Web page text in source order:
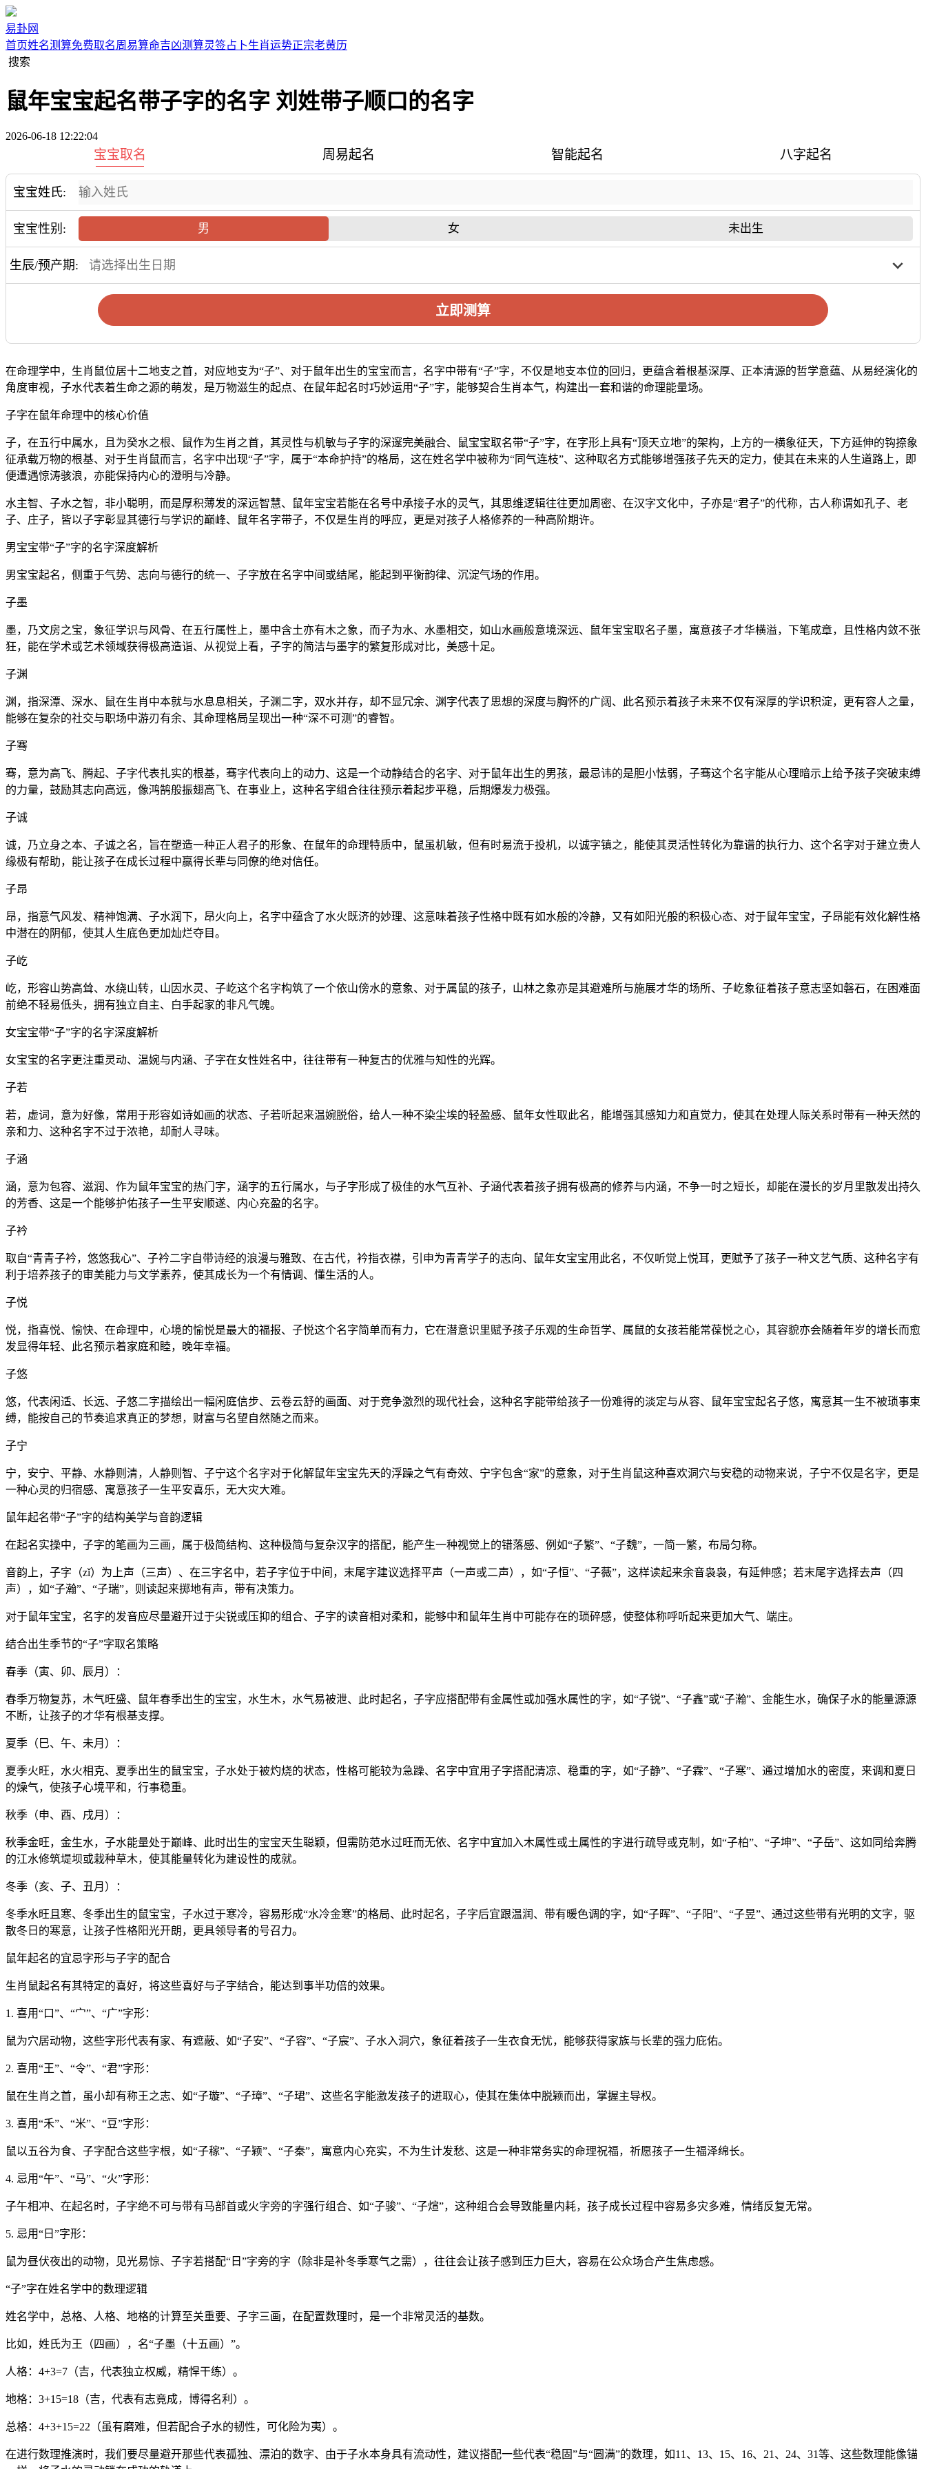
易卦网
首页姓名测算免费取名周易算命吉凶测算灵签占卜生肖运势正宗老黄历
搜索
鼠年宝宝起名带子字的名字 刘姓带子顺口的名字
2026-06-18 12:22:04
宝宝取名 周易起名 智能起名 八字起名
宝宝姓氏:
宝宝性别: 男 女 未出生
生辰/预产期:
立即测算
在命理学中，生肖鼠位居十二地支之首，对应地支为“子”、对于鼠年出生的宝宝而言，名字中带有“子”字，不仅是地支本位的回归，更蕴含着根基深厚、正本清源的哲学意蕴、从易经演化的
角度审视，子水代表着生命之源的萌发，是万物滋生的起点、在鼠年起名时巧妙运用“子”字，能够契合生肖本气，构建出一套和谐的命理能量场。
子字在鼠年命理中的核心价值
子，在五行中属水，且为癸水之根、鼠作为生肖之首，其灵性与机敏与子字的深邃完美融合、鼠宝宝取名带“子”字，在字形上具有“顶天立地”的架构，上方的一横象征天，下方延伸的钩捺象
征承载万物的根基、对于生肖鼠而言，名字中出现“子”字，属于“本命护持”的格局，这在姓名学中被称为“同气连枝”、这种取名方式能够增强孩子先天的定力，使其在未来的人生道路上，即
便遭遇惊涛骇浪，亦能保持内心的澄明与冷静。
水主智、子水之智，非小聪明，而是厚积薄发的深远智慧、鼠年宝宝若能在名号中承接子水的灵气，其思维逻辑往往更加周密、在汉字文化中，子亦是“君子”的代称，古人称谓如孔子、老
子、庄子，皆以子字彰显其德行与学识的巅峰、鼠年名字带子，不仅是生肖的呼应，更是对孩子人格修养的一种高阶期许。
男宝宝带“子”字的名字深度解析
男宝宝起名，侧重于气势、志向与德行的统一、子字放在名字中间或结尾，能起到平衡韵律、沉淀气场的作用。
子墨
墨，乃文房之宝，象征学识与风骨、在五行属性上，墨中含土亦有木之象，而子为水、水墨相交，如山水画般意境深远、鼠年宝宝取名子墨，寓意孩子才华横溢，下笔成章，且性格内敛不张
狂，能在学术或艺术领域获得极高造诣、从视觉上看，子字的简洁与墨字的繁复形成对比，美感十足。
子渊
渊，指深潭、深水、鼠在生肖中本就与水息息相关，子渊二字，双水并存，却不显冗余、渊字代表了思想的深度与胸怀的广阔、此名预示着孩子未来不仅有深厚的学识积淀，更有容人之量，
能够在复杂的社交与职场中游刃有余、其命理格局呈现出一种“深不可测”的睿智。
子骞
骞，意为高飞、腾起、子字代表扎实的根基，骞字代表向上的动力、这是一个动静结合的名字、对于鼠年出生的男孩，最忌讳的是胆小怯弱，子骞这个名字能从心理暗示上给予孩子突破束缚
的力量，鼓励其志向高远，像鸿鹄般振翅高飞、在事业上，这种名字组合往往预示着起步平稳，后期爆发力极强。
子诚
诚，乃立身之本、子诚之名，旨在塑造一种正人君子的形象、在鼠年的命理特质中，鼠虽机敏，但有时易流于投机，以诚字镇之，能使其灵活性转化为靠谱的执行力、这个名字对于建立贵人
缘极有帮助，能让孩子在成长过程中赢得长辈与同僚的绝对信任。
子昂
昂，指意气风发、精神饱满、子水润下，昂火向上，名字中蕴含了水火既济的妙理、这意味着孩子性格中既有如水般的冷静，又有如阳光般的积极心态、对于鼠年宝宝，子昂能有效化解性格
中潜在的阴郁，使其人生底色更加灿烂夺目。
子屹
屹，形容山势高耸、水绕山转，山因水灵、子屹这个名字构筑了一个依山傍水的意象、对于属鼠的孩子，山林之象亦是其避难所与施展才华的场所、子屹象征着孩子意志坚如磐石，在困难面
前绝不轻易低头，拥有独立自主、白手起家的非凡气魄。
女宝宝带“子”字的名字深度解析
女宝宝的名字更注重灵动、温婉与内涵、子字在女性姓名中，往往带有一种复古的优雅与知性的光辉。
子若
若，虚词，意为好像，常用于形容如诗如画的状态、子若听起来温婉脱俗，给人一种不染尘埃的轻盈感、鼠年女性取此名，能增强其感知力和直觉力，使其在处理人际关系时带有一种天然的
亲和力、这种名字不过于浓艳，却耐人寻味。
子涵
涵，意为包容、滋润、作为鼠年宝宝的热门字，涵字的五行属水，与子字形成了极佳的水气互补、子涵代表着孩子拥有极高的修养与内涵，不争一时之短长，却能在漫长的岁月里散发出持久
的芳香、这是一个能够护佑孩子一生平安顺遂、内心充盈的名字。
子衿
取自“青青子衿，悠悠我心”、子衿二字自带诗经的浪漫与雅致、在古代，衿指衣襟，引申为青青学子的志向、鼠年女宝宝用此名，不仅听觉上悦耳，更赋予了孩子一种文艺气质、这种名字有
利于培养孩子的审美能力与文学素养，使其成长为一个有情调、懂生活的人。
子悦
悦，指喜悦、愉快、在命理中，心境的愉悦是最大的福报、子悦这个名字简单而有力，它在潜意识里赋予孩子乐观的生命哲学、属鼠的女孩若能常葆悦之心，其容貌亦会随着年岁的增长而愈
发显得年轻、此名预示着家庭和睦，晚年幸福。
子悠
悠，代表闲适、长远、子悠二字描绘出一幅闲庭信步、云卷云舒的画面、对于竞争激烈的现代社会，这种名字能带给孩子一份难得的淡定与从容、鼠年宝宝起名子悠，寓意其一生不被琐事束
缚，能按自己的节奏追求真正的梦想，财富与名望自然随之而来。
子宁
宁，安宁、平静、水静则清，人静则智、子宁这个名字对于化解鼠年宝宝先天的浮躁之气有奇效、宁字包含“家”的意象，对于生肖鼠这种喜欢洞穴与安稳的动物来说，子宁不仅是名字，更是
一种心灵的归宿感、寓意孩子一生平安喜乐，无大灾大难。
鼠年起名带“子”字的结构美学与音韵逻辑
在起名实操中，子字的笔画为三画，属于极简结构、这种极简与复杂汉字的搭配，能产生一种视觉上的错落感、例如“子繁”、“子魏”，一简一繁，布局匀称。
音韵上，子字（zǐ）为上声（三声）、在三字名中，若子字位于中间，末尾字建议选择平声（一声或二声），如“子恒”、“子薇”，这样读起来余音袅袅，有延伸感；若末尾字选择去声（四
声），如“子瀚”、“子瑞”，则读起来掷地有声，带有决策力。
对于鼠年宝宝，名字的发音应尽量避开过于尖锐或压抑的组合、子字的读音相对柔和，能够中和鼠年生肖中可能存在的琐碎感，使整体称呼听起来更加大气、端庄。
结合出生季节的“子”字取名策略
春季（寅、卯、辰月）：
春季万物复苏，木气旺盛、鼠年春季出生的宝宝，水生木，水气易被泄、此时起名，子字应搭配带有金属性或加强水属性的字，如“子锐”、“子鑫”或“子瀚”、金能生水，确保子水的能量源源
不断，让孩子的才华有根基支撑。
夏季（巳、午、未月）：
夏季火旺，水火相克、夏季出生的鼠宝宝，子水处于被灼烧的状态，性格可能较为急躁、名字中宜用子字搭配清凉、稳重的字，如“子静”、“子霖”、“子寒”、通过增加水的密度，来调和夏日
的燥气，使孩子心境平和，行事稳重。
秋季（申、酉、戌月）：
秋季金旺，金生水，子水能量处于巅峰、此时出生的宝宝天生聪颖，但需防范水过旺而无依、名字中宜加入木属性或土属性的字进行疏导或克制，如“子柏”、“子坤”、“子岳”、这如同给奔腾
的江水修筑堤坝或栽种草木，使其能量转化为建设性的成就。
冬季（亥、子、丑月）：
冬季水旺且寒、冬季出生的鼠宝宝，子水过于寒冷，容易形成“水冷金寒”的格局、此时起名，子字后宜跟温润、带有暖色调的字，如“子晖”、“子阳”、“子昱”、通过这些带有光明的文字，驱
散冬日的寒意，让孩子性格阳光开朗，更具领导者的号召力。
鼠年起名的宜忌字形与子字的配合
生肖鼠起名有其特定的喜好，将这些喜好与子字结合，能达到事半功倍的效果。
1. 喜用“口”、“宀”、“广”字形：
鼠为穴居动物，这些字形代表有家、有遮蔽、如“子安”、“子容”、“子宸”、子水入洞穴，象征着孩子一生衣食无忧，能够获得家族与长辈的强力庇佑。
2. 喜用“王”、“令”、“君”字形：
鼠在生肖之首，虽小却有称王之志、如“子璇”、“子璋”、“子珺”、这些名字能激发孩子的进取心，使其在集体中脱颖而出，掌握主导权。
3. 喜用“禾”、“米”、“豆”字形：
鼠以五谷为食、子字配合这些字根，如“子稼”、“子颖”、“子秦”，寓意内心充实，不为生计发愁、这是一种非常务实的命理祝福，祈愿孩子一生福泽绵长。
4. 忌用“午”、“马”、“火”字形：
子午相冲、在起名时，子字绝不可与带有马部首或火字旁的字强行组合、如“子骏”、“子煊”，这种组合会导致能量内耗，孩子成长过程中容易多灾多难，情绪反复无常。
5. 忌用“日”字形：
鼠为昼伏夜出的动物，见光易惊、子字若搭配“日”字旁的字（除非是补冬季寒气之需），往往会让孩子感到压力巨大，容易在公众场合产生焦虑感。
“子”字在姓名学中的数理逻辑
姓名学中，总格、人格、地格的计算至关重要、子字三画，在配置数理时，是一个非常灵活的基数。
比如，姓氏为王（四画），名“子墨（十五画）”。
人格：4+3=7（吉，代表独立权威，精悍干练）。
地格：3+15=18（吉，代表有志竟成，博得名利）。
总格：4+3+15=22（虽有磨难，但若配合子水的韧性，可化险为夷）。
在进行数理推演时，我们要尽量避开那些代表孤独、漂泊的数字、由于子水本身具有流动性，建议搭配一些代表“稳固”与“圆满”的数理，如11、13、15、16、21、24、31等、这些数理能像锚